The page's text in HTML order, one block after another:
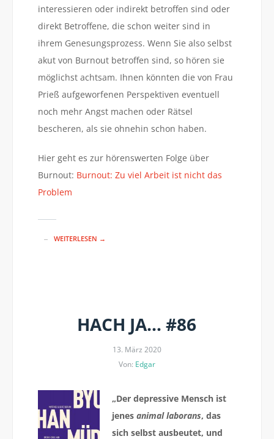
interessieren oder indirekt betroffen sind oder
direkt Betroffene, die schon weiter sind in
ihrem Genesungsprozess. Wenn Sie also selbst
akut von Burnout betroffen sind, so hören sie
möglichst achtsam. Ihnen könnten die von Frau
Prieß aufgeworfenen Perspektiven eventuell
noch mehr Angst machen oder Rätsel
bescheren, als sie ohnehin schon haben.
Hier geht es zur hörenswerten Folge über
Burnout: Burnout: Zu viel Arbeit ist nicht das
Problem
WEITERLESEN →
HACH JA… #86
13. März 2020
Von: Edgar
„Der depressive Mensch ist
jenes animal laborans, das
sich selbst ausbeutet, und